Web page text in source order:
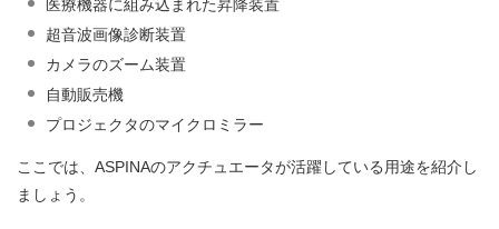
医療機器に組み込まれた昇降装置
超音波画像診断装置
カメラのズーム装置
自動販売機
プロジェクタのマイクロミラー
ここでは、ASPINAのアクチュエータが活躍している用途を紹介し
ましょう。